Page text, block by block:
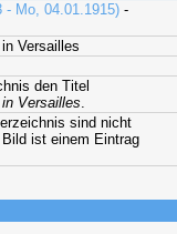
- Mo, 04.01.1915) -
Versailles
den Titel
Versailles.
sind nicht
ist einem Eintrag